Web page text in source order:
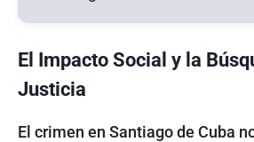
El Impacto Social y la
Justicia
El crimen en Santiago de Cuba